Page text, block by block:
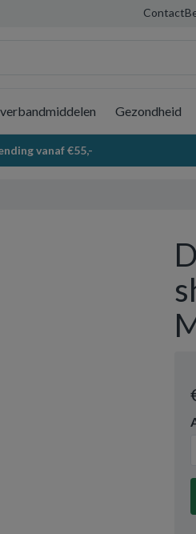
Contact
Gezondheid
vanaf €55,-